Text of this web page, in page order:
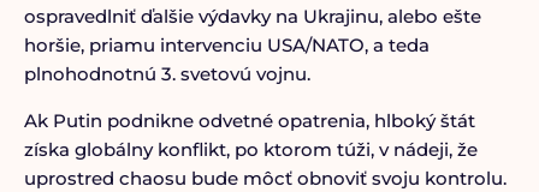
ospravedlniť ďalšie výdavky na Ukrajinu, alebo ešte
horšie, priamu intervenciu USA/NATO, a teda
plnohodnotnú 3. svetovú vojnu.
Ak Putin podnikne odvetné opatrenia, hlboký štát
získa globálny konflikt, po ktorom túži, v nádeji, že
uprostred chaosu bude môcť obnoviť svoju kontrolu.